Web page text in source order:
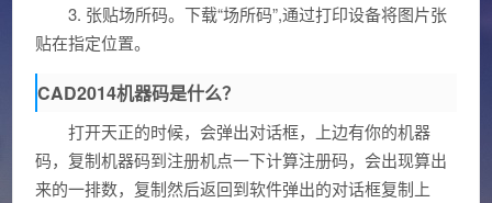
3. 张贴场所码。下载“场所码”,通过打印设备将图片张
贴在指定位置。
CAD2014机器码是什么？
打开天正的时候，会弹出对话框，上边有你的机器
码，复制机器码到注册机点一下计算注册码，会出现算出
来的一排数，复制然后返回到软件弹出的对话框复制上